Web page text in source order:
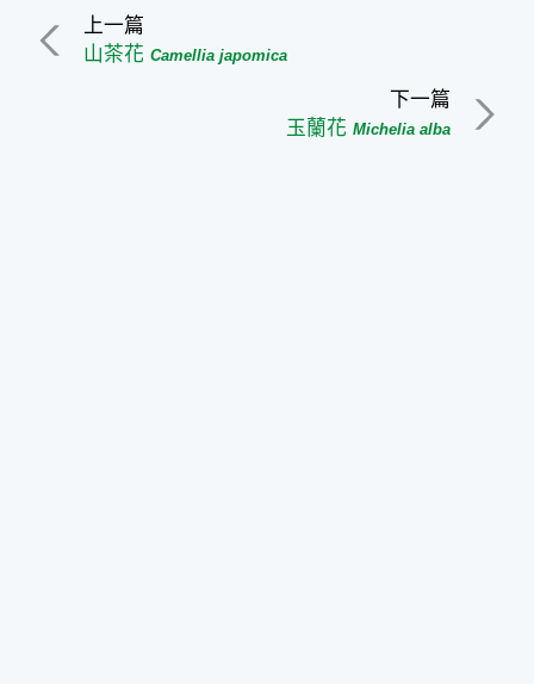
上一篇
山茶花Camellia japomica
下一篇
玉蘭花 Michelia alba